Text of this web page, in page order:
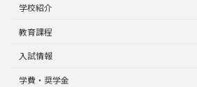
学校紹介
教育課程
入試情報
学費・奨学金